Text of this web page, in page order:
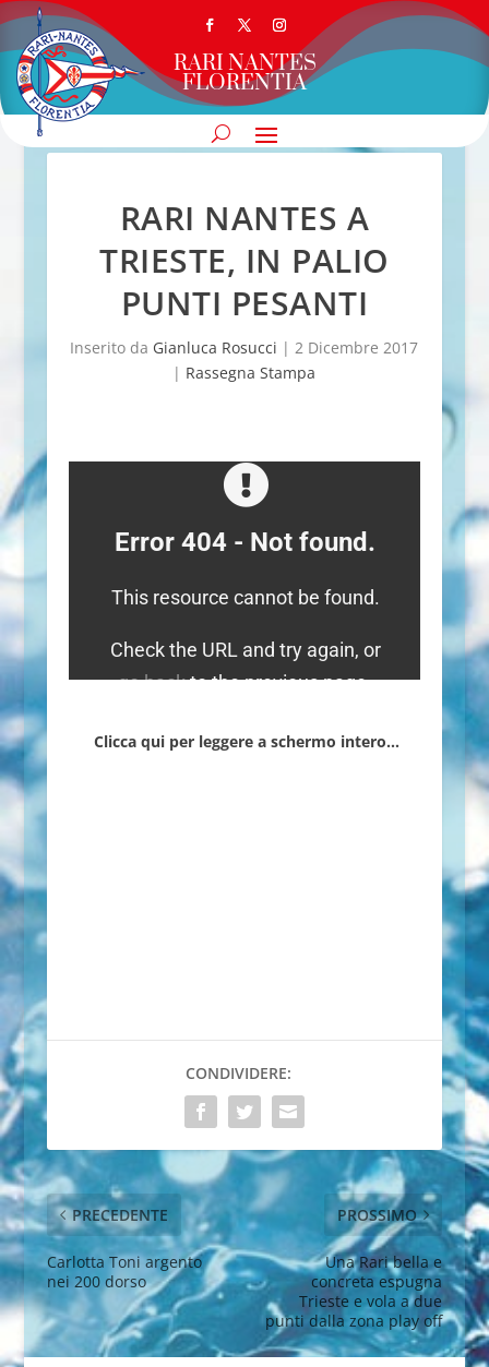
RARI NANTES
FLORENTIA
RARI NANTES A
TRIESTE, IN PALIO
PUNTI PESANTI
Inserito da Gianluca Rosucci |2 Dicembre 2017
| Rassegna Stampa
Clicca qui per leggere a schermo intero…
CONDIVIDERE:
PRECEDENTE
Carlotta Toni argento
nei 200 dorso
PROSSIMO
Una Rari bella e
concreta espugna
Trieste e vola a due
punti dalla zona play off